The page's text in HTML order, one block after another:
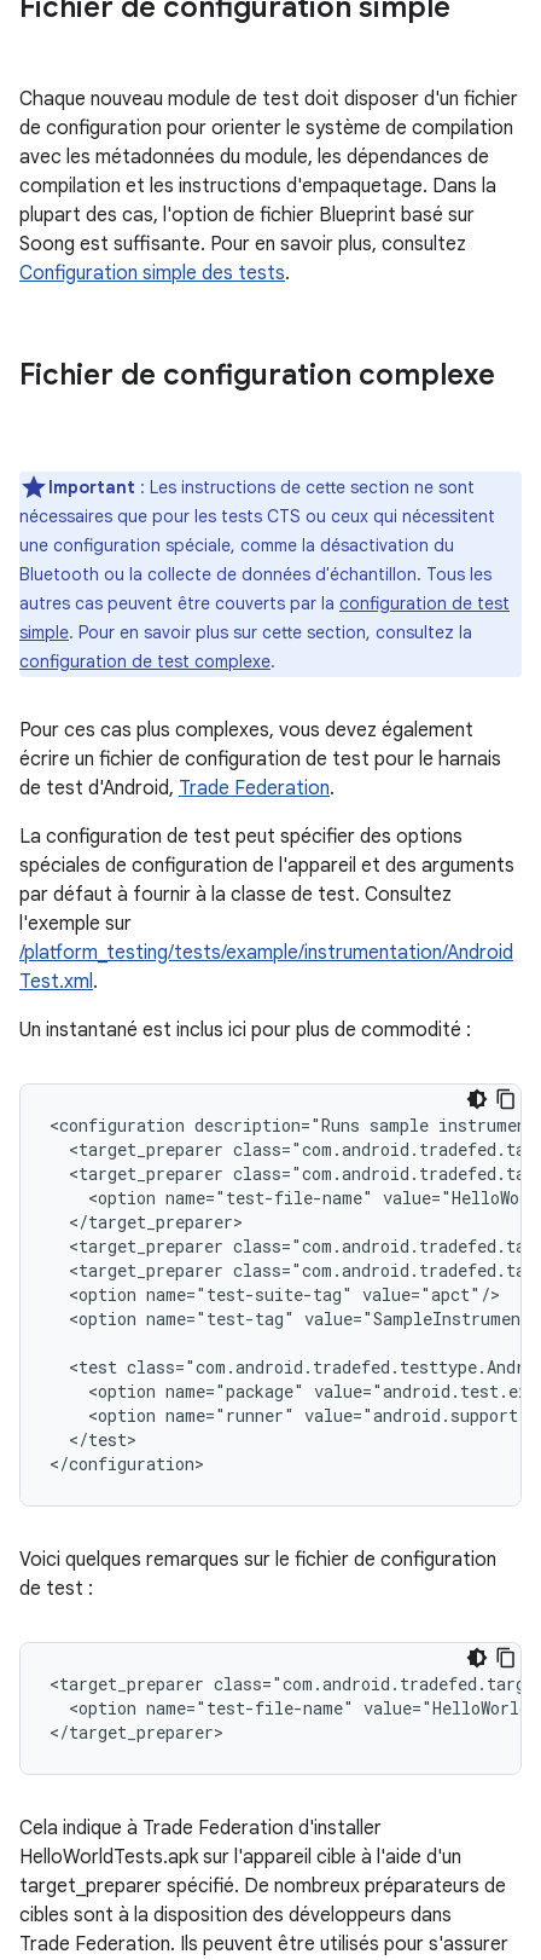
Fichier de configuration simple
Chaque nouveau module de test doit disposer d'un fichier
de configuration pour orienter le système de compilation
avec les métadonnées du module, les dépendances de
compilation et les instructions d'empaquetage. Dans la
plupart des cas, l'option de fichier Blueprint basé sur
Soong est suffisante. Pour en savoir plus, consultez
Configuration simple des tests.
Fichier de configuration complexe
Important : Les instructions de cette section ne sont
nécessaires que pour les tests CTS ou ceux qui nécessitent
une configuration spéciale, comme la désactivation du
Bluetooth ou la collecte de données d'échantillon. Tous les
autres cas peuvent être couverts par la configuration de test
simple. Pour en savoir plus sur cette section, consultez la
configuration de test complexe.
Pour ces cas plus complexes, vous devez également
écrire un fichier de configuration de test pour le harnais
de test d'Android, Trade Federation.
La configuration de test peut spécifier des options
spéciales de configuration de l'appareil et des arguments
par défaut à fournir à la classe de test. Consultez
l'exemple sur
/platform_testing/tests/example/instrumentation/Android
Test.xml.
Un instantané est inclus ici pour plus de commodité :
<configuration description="Runs sample
<target_preparer
<target_preparer
<option name="test-file-name"
<target_preparer
<target_preparer
<option name="test-suite-tag"
<option name="test-tag"
<test
<option name="package"
<option name="runner"
</test>
Voici quelques remarques sur le fichier de configuration
de test :
<target_preparer
<option name="test-file-name"
Cela indique à Trade Federation d'installer
HelloWorldTests.apk sur l'appareil cible à l'aide d'un
target_preparer spécifié. De nombreux préparateurs de
cibles sont à la disposition des développeurs dans
Trade Federation. Ils peuvent être utilisés pour s'assurer